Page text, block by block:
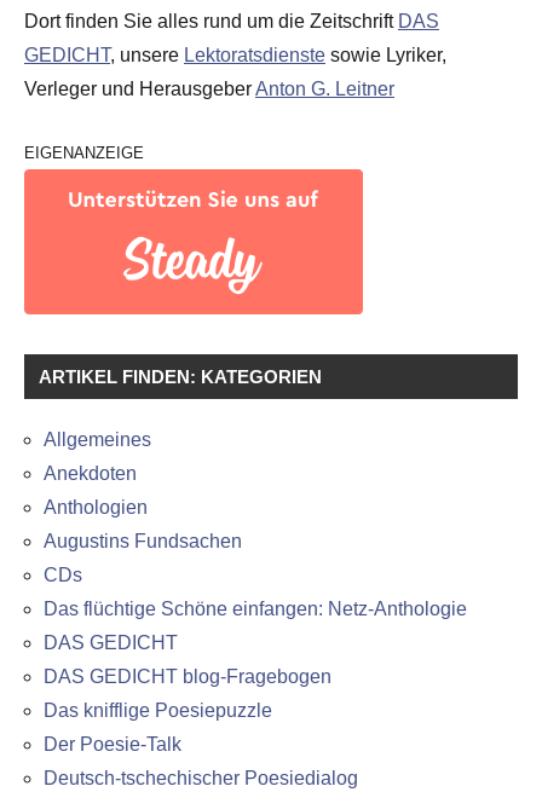
Dort finden Sie alles rund um die Zeitschrift DAS
GEDICHT, unsere Lektoratsdienste sowie Lyriker,
Verleger und HerausgeberAnton G. Leitner
EIGENANZEIGE
ARTIKEL FINDEN: KATEGORIEN
Allgemeines
Anekdoten
Anthologien
Augustins Fundsachen
CDs
Das flüchtige Schöne einfangen: Netz-Anthologie
DAS GEDICHT
DAS GEDICHT blog-Fragebogen
Das knifflige Poesiepuzzle
Der Poesie-Talk
Deutsch-tschechischer Poesiedialog